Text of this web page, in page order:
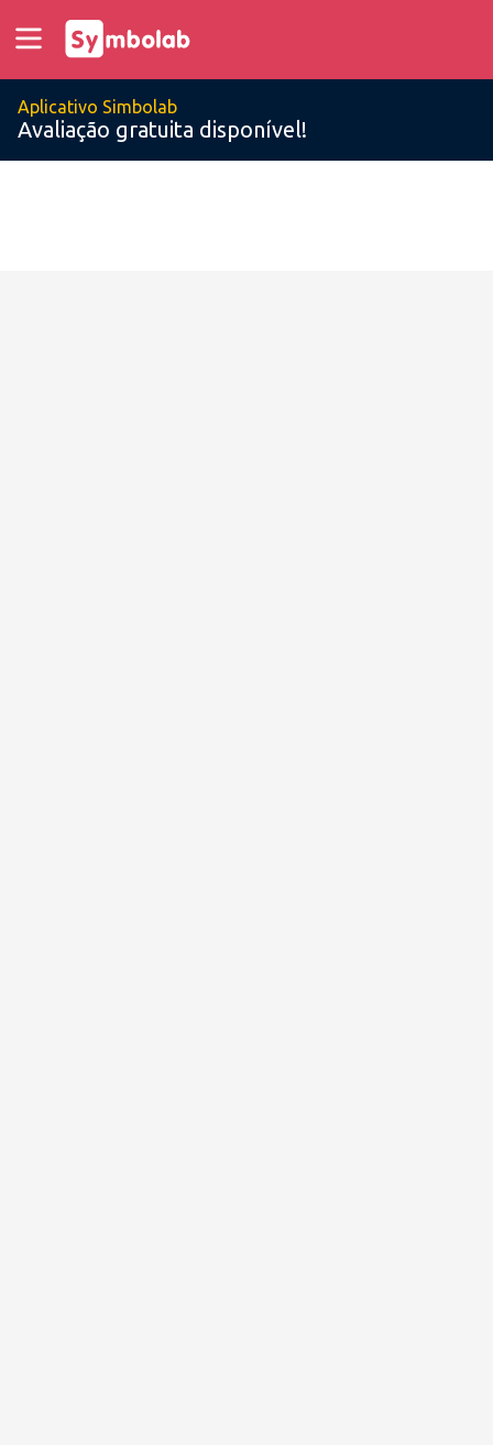
Aplicativo Simbolab
Avaliação gratuita disponível!